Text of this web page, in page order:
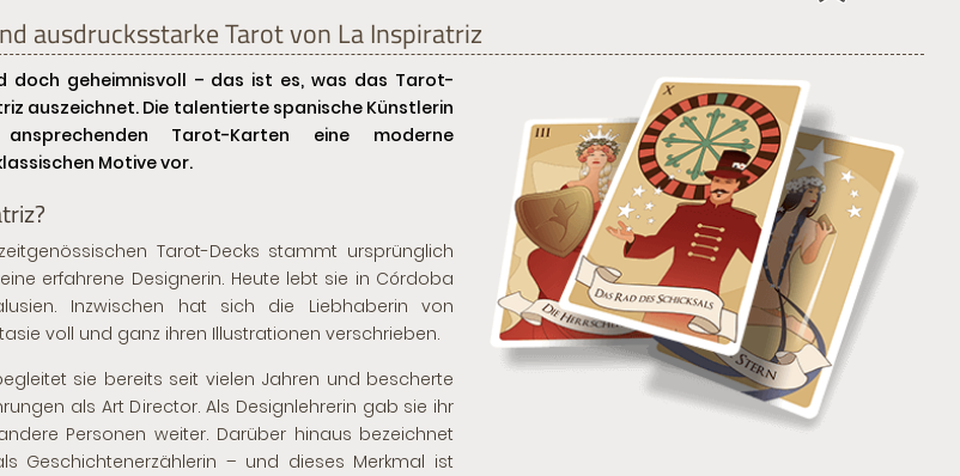
ausdrucksstarke Tarot von La Inspiratriz
doch geheimnisvoll – das ist es, was das Tarot-
auszeichnet. Die talentierte spanische Künstlerin
Tarot-Karten eine moderne
Motive vor.
Tarot-Decks stammt ursprünglich
erfahrene Designerin. Heute lebt sie in Córdoba
Inzwischen hat sich die Liebhaberin von
voll und ganz ihren Illustrationen verschrieben.
sie bereits seit vielen Jahren und bescherte
als Art Director. Als Designlehrerin gab sie ihr
Personen weiter. Darüber hinaus bezeichnet
Geschichtenerzählerin – und dieses Merkmal ist